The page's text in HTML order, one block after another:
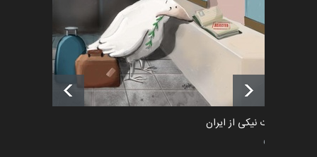
اخبار 6 ماه قبل
فراخوان رویداد کارگاهی کارتون و
پوستر "ایران سربل…
اخبار 6 ماه قبل
طراوت نیکی از ایران
سیاسی